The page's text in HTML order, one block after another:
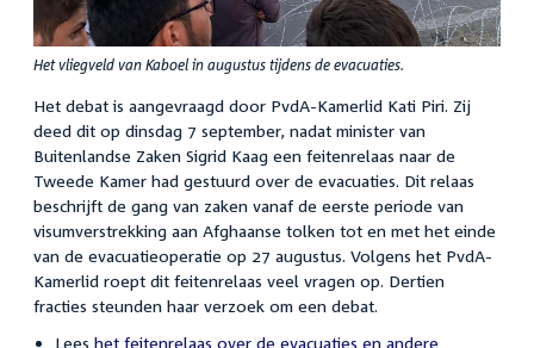
Het vliegveld van Kaboel in augustus tijdens de evacuaties.
Het debat is aangevraagd door PvdA-Kamerlid Kati Piri. Zij
deed dit op dinsdag 7 september, nadat minister van
Buitenlandse Zaken Sigrid Kaag een feitenrelaas naar de
Tweede Kamer had gestuurd over de evacuaties. Dit relaas
beschrijft de gang van zaken vanaf de eerste periode van
visumverstrekking aan Afghaanse tolken tot en met het einde
van de evacuatieoperatie op 27 augustus. Volgens het PvdA-
Kamerlid roept dit feitenrelaas veel vragen op. Dertien
fracties steunden haar verzoek om een debat.
Lees het feitenrelaas over de evacuaties en andere